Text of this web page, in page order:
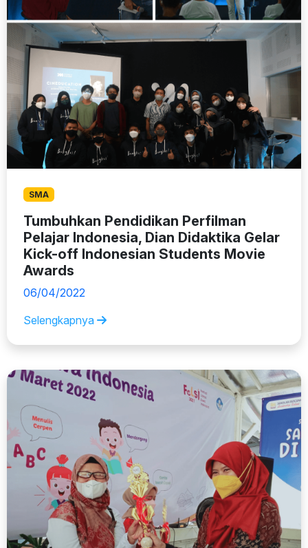
SMA
Tumbuhkan Pendidikan Perfilman
Pelajar Indonesia, Dian Didaktika Gelar
Kick-off Indonesian Students Movie
Awards
06/04/2022
Selengkapnya